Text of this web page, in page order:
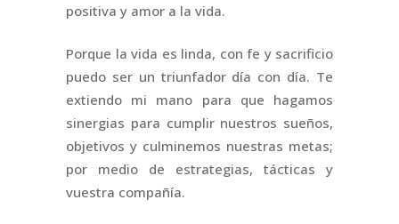
positiva y amor a la vida.
Porque la vida es linda, con fe y sacrificio
puedo ser un triunfador día con día. Te
extiendo mi mano para que hagamos
sinergias para cumplir nuestros sueños,
objetivos y culminemos nuestras metas;
por medio de estrategias, tácticas y
vuestra compañía.